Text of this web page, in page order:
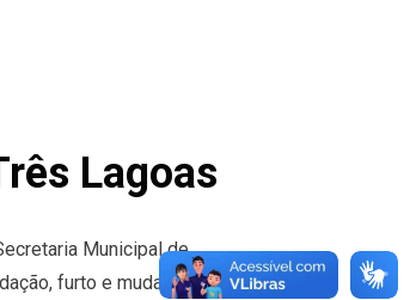
Lagoas
Municipal de
furto e mudança de sentido